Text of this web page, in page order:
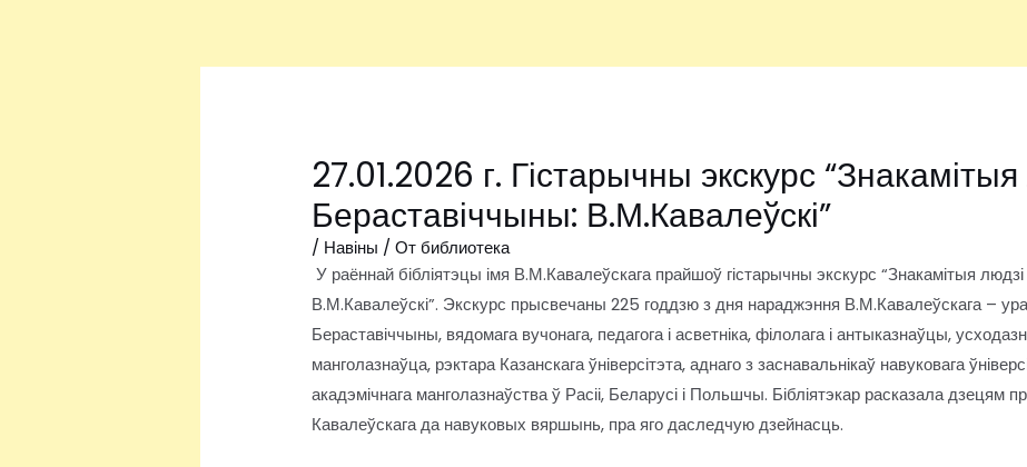
27.01.2026 г. Гістарычны экскурс
Бераставіччыны: В.М.Кавалеўскі”
/ Навіны / Отбиблиотека
У раённай бібліятэцы імя В.М.Кавалеўскага прайшоў гістарычны экскурс “Знакамітыя
В.М.Кавалеўскі”. Экскурс прысвечаны 225 годдзю з дня нараджэння В.М.Кавалеўскага –
Бераставіччыны, вядомага вучонага, педагога і асветніка, філолага і антыказнаўцы,
манголазнаўца, рэктара Казанскага ўніверсітэта, аднаго з заснавальнікаў навуковага
акадэмічнага манголазнаўства ў Расіі, Беларусі і Польшчы. Бібліятэкар расказала дзецям
Кавалеўскага да навуковых вяршынь, пра яго даследчую дзейнасць.
записям